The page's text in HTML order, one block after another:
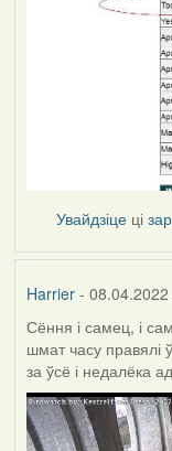
Увайдзіце ці
Harrier- 08.04.2022
Сёння і самец, і
шмат часу правялі
за ўсё і недалёка